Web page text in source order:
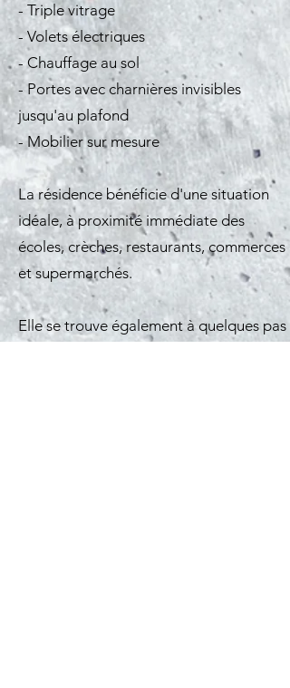
- Triple vitrage
- Volets électriques
- Chauffage au sol
- Portes avec charnières invisibles
jusqu'au plafond
- Mobilier sur mesure
La résidence bénéficie d'une situation
idéale, à proximité immédiate des
écoles, crèches, restaurants, commerces
et supermarchés.
Elle se trouve également à quelques pas